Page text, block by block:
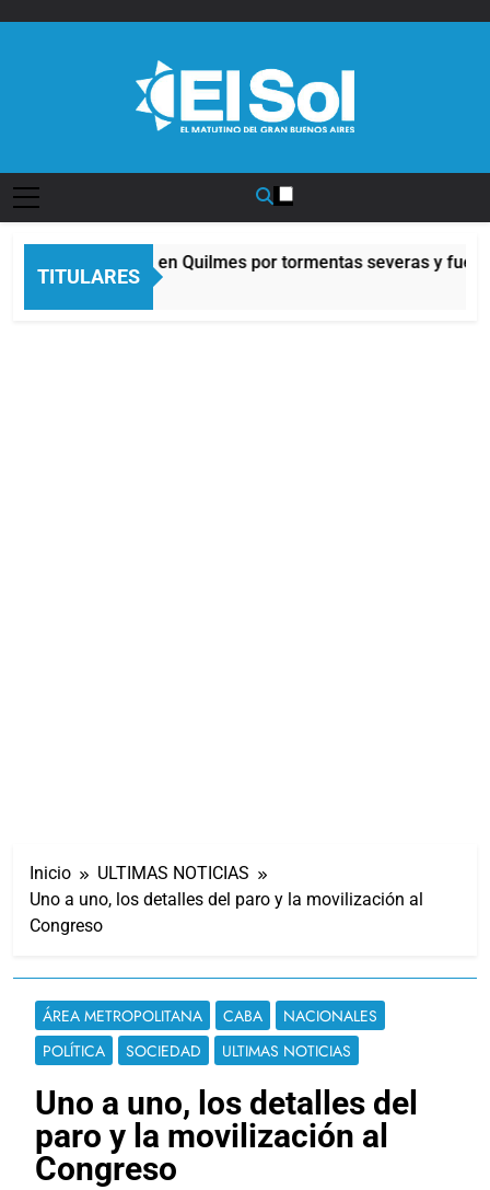
TITULARES
Alerta naranja en Quilmes por tormentas severas y
5 Horas Atrás
Inicio
ULTIMAS NOTICIAS
Uno a uno, los detalles del paro y la movilización al
Congreso
ÁREA METROPOLITANA CABA
NACIONALES
POLÍTICA
SOCIEDAD ULTIMAS NOTICIAS
Uno a uno, los detalles del
paro y la movilización al
Congreso